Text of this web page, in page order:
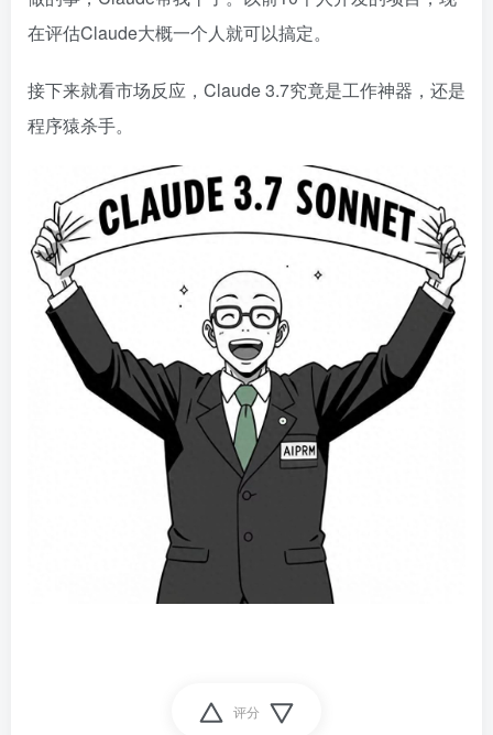
在评估Claude大概一个人就可以搞定。
接下来就看市场反应，Claude 3.7究竟是工作神器，还是
程序猿杀手。
评分